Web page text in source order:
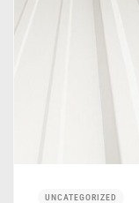
UNCATEGORIZED